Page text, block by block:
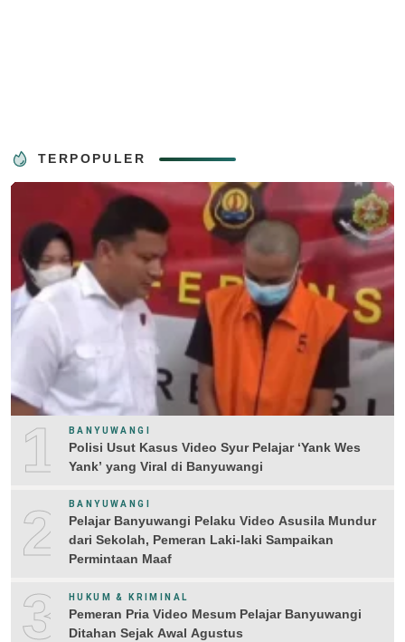
TERPOPULER
1 BANYUWANGI
Polisi Usut Kasus Video Syur Pelajar ‘Yank Wes
Yank’ yang Viral di Banyuwangi
2 BANYUWANGI
Pelajar Banyuwangi Pelaku Video Asusila Mundur
dari Sekolah, Pemeran Laki-laki Sampaikan
Permintaan Maaf
3 HUKUM & KRIMINAL
Pemeran Pria Video Mesum Pelajar Banyuwangi
Ditahan Sejak Awal Agustus